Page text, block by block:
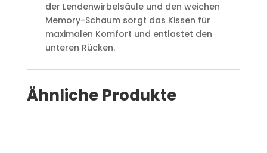
der Lendenwirbelsäule und den weichen
Memory-Schaum sorgt das Kissen für
maximalen Komfort und entlastet den
unteren Rücken.
Ähnliche Produkte